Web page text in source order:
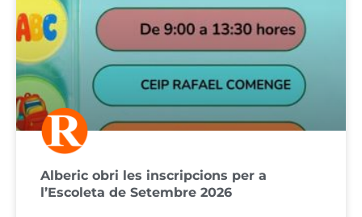
Alberic obri les inscripcions per a
l’Escoleta de Setembre 2026